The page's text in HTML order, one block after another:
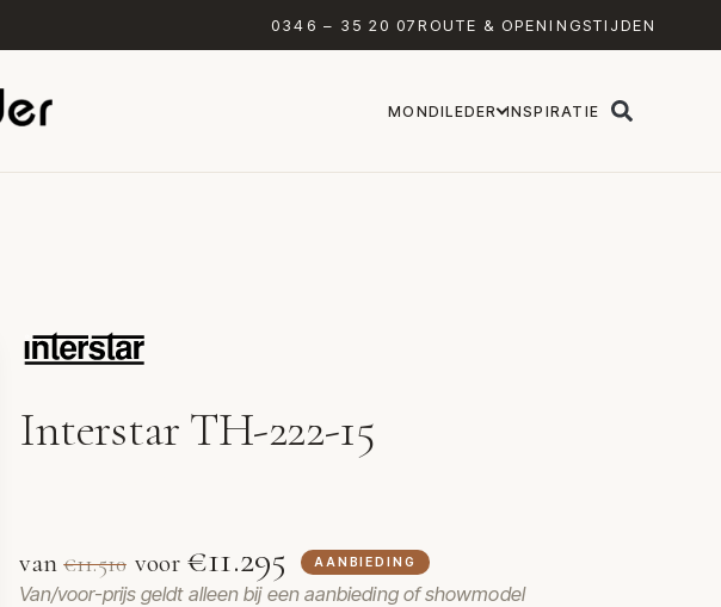
0346 – 35 20 07ROUTE & OPENINGSTIJDEN
MONDILEDER INSPIRATIE
Interstar TH-222-15
van€11.510 voor €11.295 AANBIEDING
Van/voor-prijs geldt alleen bij een aanbieding of showmodel